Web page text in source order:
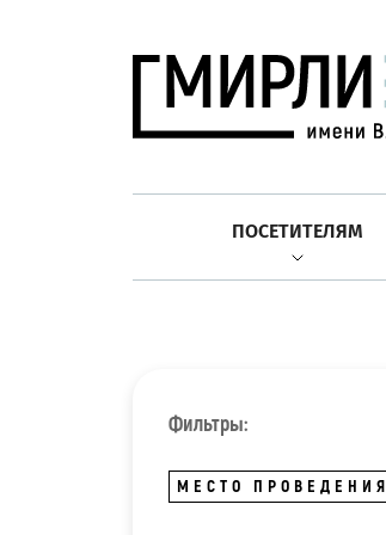
ПОСЕТИТЕЛЯМ
Фильтры:
МЕСТО ПРОВЕДЕНИЯ